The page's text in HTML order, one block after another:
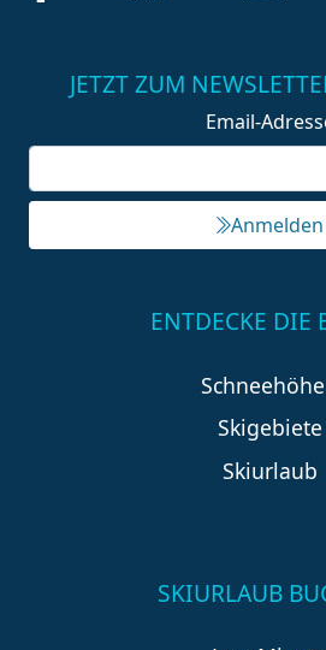
JETZT ZUM
Email-
Anmelden
ENTDECKE DIE
Skigebiete
Skiurlaub
SKIURLAUB